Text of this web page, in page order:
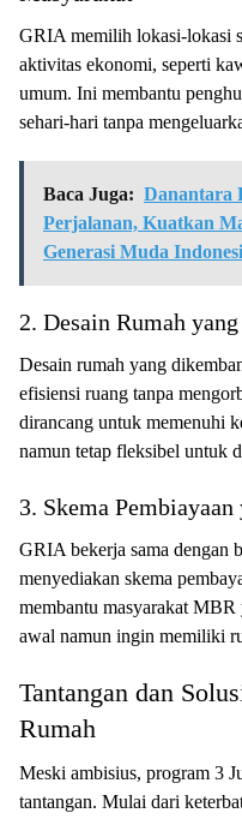
GRIA memilih lokasi-lokasi
aktivitas ekonomi, seperti
umum. Ini membantu
sehari-hari tanpa
Baca Juga: Danantara
Perjalanan, Kuatkan
Generasi Muda
2. Desain Rumah
Desain rumah yang
efisiensi ruang tanpa
dirancang untuk memenuhi
namun tetap fleksibel untuk
3. Skema
GRIA bekerja sama dengan
menyediakan skema
membantu masyarakat
awal namun ingin memiliki
Tantangan dan
Rumah
Meski ambisius, program 3
tantangan. Mulai dari